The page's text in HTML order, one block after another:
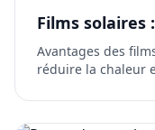
Films
Avantages des
réduire la chaleur